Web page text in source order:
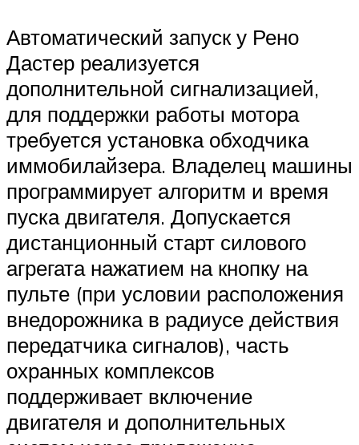
Автоматический запуск у Рено
Дастер реализуется
дополнительной сигнализацией,
для поддержки работы мотора
требуется установка обходчика
иммобилайзера. Владелец машины
программирует алгоритм и время
пуска двигателя. Допускается
дистанционный старт силового
агрегата нажатием на кнопку на
пульте (при условии расположения
внедорожника в радиусе действия
передатчика сигналов), часть
охранных комплексов
поддерживает включение
двигателя и дополнительных